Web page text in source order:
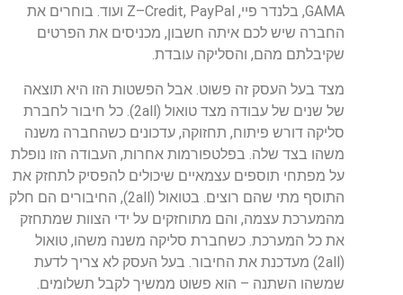
GAMA
, בלנדר פיי,
Z–Credit, PayPal ועוד. בוחרים את
החברה שיש לכם איתה חשבון, מכניסים את הפרטים
שקיבלתם מהם, והסליקה עובדת.
מצד בעל העסק זה פשוט אבל הפשטות הזו היא תוצאה
של שנים של עבודה מצד טואול (2
all
). כל חיבור לחברת
סליקה דורש פיתוח, תחזוקה, עדכונים כשהחברה משנה
משהו בצד שלה בפלטפורמות אחרות, העבודה הזו נופלת
על מפתחי תוספים עצמאיים שיכולים להפסיק לתחזק את
התוסף מתי שהם רוצים בטואול (2
all
), החיבורים הם חלק
מהמערכת עצמה, והם מתוחזקים על ידי הצוות שמתחזק
את כל המערכת כשחברת סליקה משנה משהו, טואול
(2
all
) מעדכנת את החיבור בעל העסק לא צריך לדעת
שמשהו השתנה – הוא פשוט ממשיך לקבל תשלומים